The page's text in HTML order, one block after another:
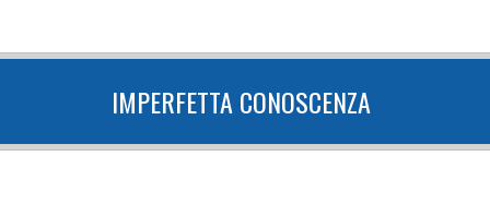
IMPERFETTA CONOSCENZA